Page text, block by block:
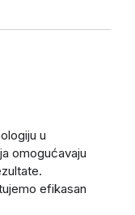
u
omogućavaju
efikasan